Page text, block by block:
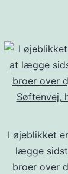
I øjeblikket
lægge
broer over